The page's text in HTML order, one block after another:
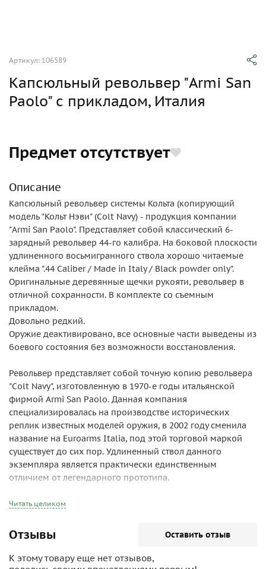
Артикул: 106589
Капсюльный револьвер "Armi San
Paolo" с прикладом, Италия
Предмет отсутствует
Описание
Капсюльный револьвер системы Кольта (копирующий
модель "Кольт Нэви" (Colt Navy) - продукция компании
"Armi San Paolo". Представляет собой классический 6-
зарядный револьвер 44-го калибра. На боковой плоскости
удлиненного восьмигранного ствола хорошо читаемые
клейма ".44 Caliber / Made in Italy / Вlack powder only".
Оригинальные деревянные щечки рукояти, револьвер в
отличной сохранности. В комплекте со съемным
прикладом.
Довольно редкий.
Оружие деактивировано, все основные части выведены из
боевого состояния без возможности восстановления.
Револьвер представляет собой точную копию револьвера
"Colt Navy", изготовленную в 1970-е годы итальянской
фирмой Armi San Paolo. Данная компания
специализировалась на производстве исторических
реплик известных моделей оружия, в 2002 году сменила
название на Euroarms Italia, под этой торговой маркой
существует до сих пор. Удлиненный ствол данного
экземпляра является практически единственным
отличием от легендарного прототипа.
Читать целиком
Отзывы Оставить отзыв
К этому товару еще нет отзывов,